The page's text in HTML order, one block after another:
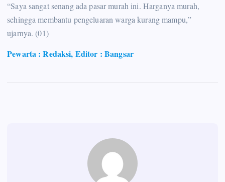
“Saya sangat senang ada pasar murah ini. Harganya murah,
sehingga membantu pengeluaran warga kurang mampu,”
ujarnya. (01)
Pewarta : Redaksi, Editor : Bangsar